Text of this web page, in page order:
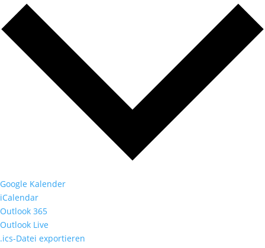
Google Kalender
iCalendar
Outlook 365
Outlook Live
.ics-Datei exportieren